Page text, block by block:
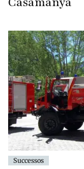
Successos